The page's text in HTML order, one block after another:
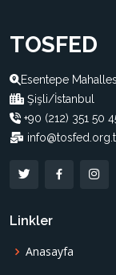
TOSFED
Esentepe
Şişli/İstanbul
+90 (212) 351 50
Linkler
Anasayfa